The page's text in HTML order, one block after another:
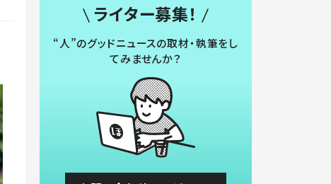
ライター募集！
“人”のグッドニュースの取材・執筆をし
てみませんか？